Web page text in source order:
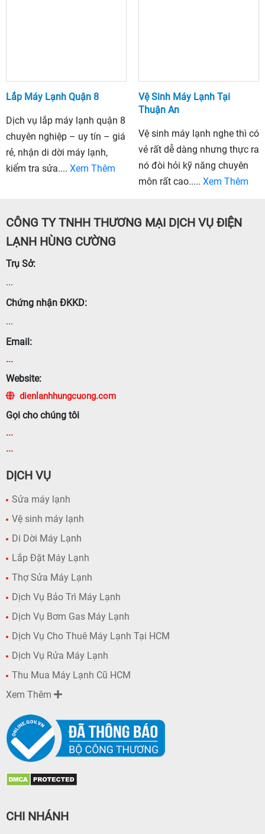
Lắp Máy Lạnh Quận 8
Dịch vụ lắp máy lạnh quận 8
chuyên nghiệp – uy tín – giá
rẻ, nhận di dời máy lạnh,
kiểm tra sửa.... Xem Thêm
Vệ Sinh Máy Lạnh Tại
Thuận An
Vệ sinh máy lạnh nghe thì có
vẻ rất dễ dàng nhưng thực ra
nó đòi hỏi kỹ năng chuyên
môn rất cao..... Xem Thêm
CÔNG TY TNHH THƯƠNG MẠI DỊCH VỤ ĐIỆN
LẠNH HÙNG CƯỜNG
Trụ Sở:
...
Chứng nhận ĐKKD:
...
Email:
...
Website:
dienlanhhungcuong.com
Gọi cho chúng tôi
...
...
DỊCH VỤ
Sửa máy lạnh
Vệ sinh máy lạnh
Di Dời Máy Lạnh
Lắp Đặt Máy Lạnh
Thợ Sửa Máy Lạnh
Dịch Vụ Bảo Trì Máy Lạnh
Dịch Vụ Bơm Gas Máy Lạnh
Dịch Vụ Cho Thuê Máy Lạnh Tại HCM
Dịch Vụ Rửa Máy Lạnh
Thu Mua Máy Lạnh Cũ HCM
Xem Thêm
CHI NHÁNH